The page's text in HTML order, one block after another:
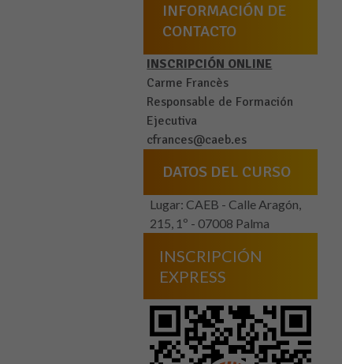
INFORMACIÓN DE
CONTACTO
INSCRIPCIÓN ONLINE
Carme Francès
Responsable de Formación
Ejecutiva
cfrances@caeb.es
DATOS DEL CURSO
Lugar: CAEB - Calle Aragón,
215, 1º - 07008 Palma
INSCRIPCIÓN
EXPRESS